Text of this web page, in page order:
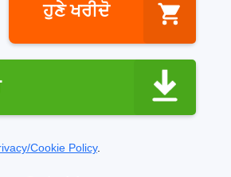
ਹੁਣੇ ਖਰੀਦੋ
Cookie Policy.